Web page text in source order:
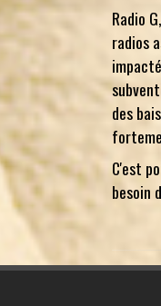
Radio
radios
des
C'est
besoin